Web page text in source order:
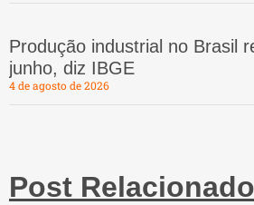
Produção industrial no Brasil
junho, diz IBGE
4 de agosto de 2026
Post Relacionado